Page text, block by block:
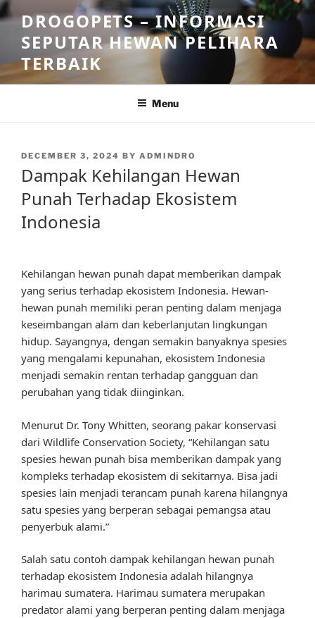
Skip
to
content
DROGOPETS – INFORMASI
SEPUTAR HEWAN PELIHARA
TERBAIK
Menu
POSTED
DECEMBER 3, 2024 BY ADMINDRO
Dampak Kehilangan Hewan
Punah Terhadap Ekosistem
Indonesia
Kehilangan hewan punah dapat memberikan dampak
yang serius terhadap ekosistem Indonesia. Hewan-
hewan punah memiliki peran penting dalam menjaga
keseimbangan alam dan keberlanjutan lingkungan
hidup. Sayangnya, dengan semakin banyaknya spesies
yang mengalami kepunahan, ekosistem Indonesia
menjadi semakin rentan terhadap gangguan dan
perubahan yang tidak diinginkan.
Menurut Dr. Tony Whitten, seorang pakar konservasi
dari Wildlife Conservation Society, “Kehilangan satu
spesies hewan punah bisa memberikan dampak yang
kompleks terhadap ekosistem di sekitarnya. Bisa jadi
spesies lain menjadi terancam punah karena hilangnya
satu spesies yang berperan sebagai pemangsa atau
penyerbuk alami.”
Salah satu contoh dampak kehilangan hewan punah
terhadap ekosistem Indonesia adalah hilangnya
harimau sumatera. Harimau sumatera merupakan
predator alami yang berperan penting dalam menjaga